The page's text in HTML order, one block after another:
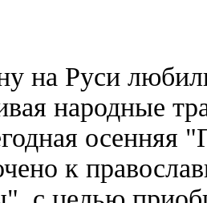
на Руси
народные
осенняя
к